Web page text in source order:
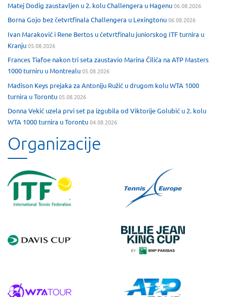
Matej Dodig zaustavljen u 2. kolu Challengera u Hagenu06.08.2026
Borna Gojo bez četvrtfinala Challengera u Lexingtonu06.08.2026
Ivan Maraković i Rene Bertos u četvrtfinalu juniorskog ITF turnira u
Kranju05.08.2026
Frances Tiafoe nakon tri seta zaustavio Marina Čilića na ATP Masters
1000 turniru u Montrealu05.08.2026
Madison Keys prejaka za Antoniju Ružić u drugom kolu WTA 1000
turnira u Torontu05.08.2026
Donna Vekić uzela prvi set pa izgubila od Viktorije Golubić u 2. kolu
WTA 1000 turnira u Torontu04.08.2026
Organizacije